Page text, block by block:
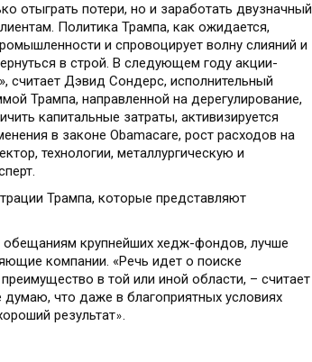
потери, но и заработать двузначный
Политика Трампа, как ожидается,
и спровоцирует волну слияний и
в строй. В следующем году акции-
считает Дэвид Сондерс, исполнительный
Трампа, направленной на дерегулирование,
капитальные затраты, активизируется
в законе Obamacare, рост расходов на
технологии, металлургическую и
Трампа, которые представляют
обещаниям крупнейших хедж-фондов, лучше
компании. «Речь идет о поиске
в той или иной области, – считает
что даже в благоприятных условиях
результат».